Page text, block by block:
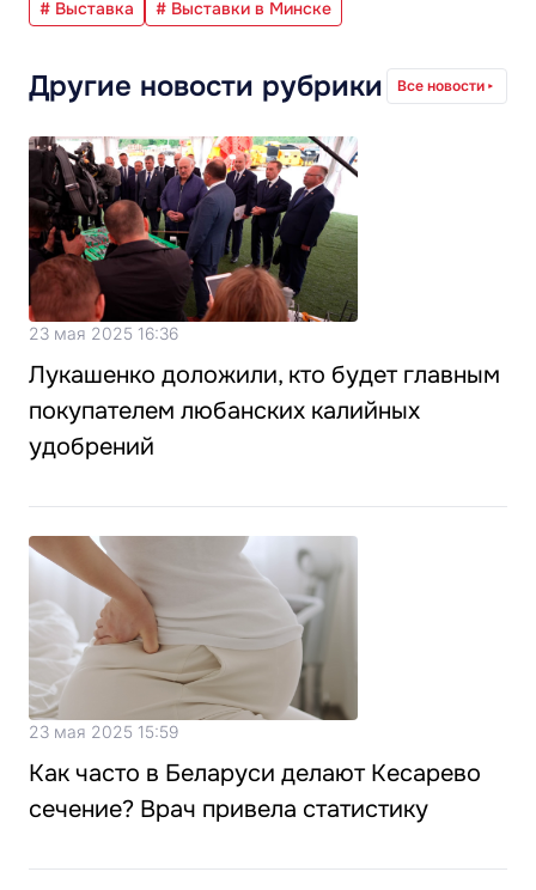
# Выставка # Выставки в Минске
Другие новости рубрики Все новости
23 мая 2025 16:36
Лукашенко доложили, кто будет главным
покупателем любанских калийных
удобрений
23 мая 2025 15:59
Как часто в Беларуси делают Кесарево
сечение? Врач привела статистику